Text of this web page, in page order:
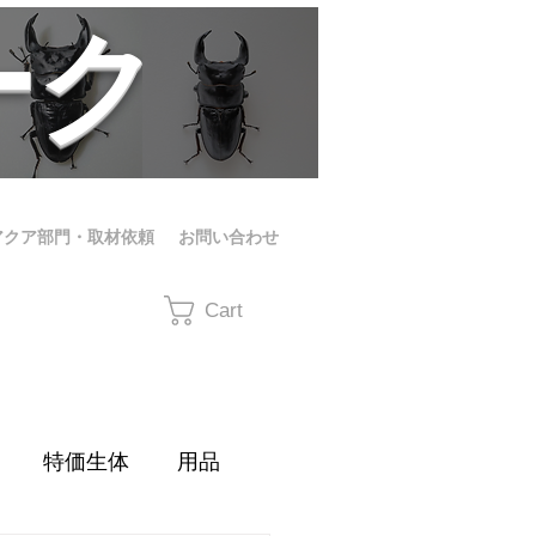
Cart
クア部門・取材依頼 お問い合わせ
特価生体 用品